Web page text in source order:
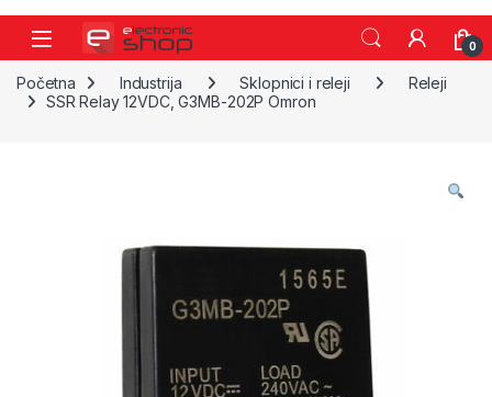
Skip to navigation
Skip to content
0
Početna Industrija Sklopnici i releji
Releji
SSR Relay 12VDC, G3MB-202P Omron